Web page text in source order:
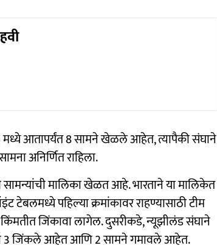
आतापर्यंत 8 सामने खेळले आहेत, त्यापैकी संघाने
अनिर्णित राहिला.
सामन्यांची मालिका खेळत आहे. भारताने या मालिकेत
पहिल्या क्रमांकावर राहण्यासाठी टीम
किंमतीत जिंकावा लागेल. दुसरीकडे, न्यूझीलंड संघाने
3 जिंकले आहेत आणि 2 सामने गमावले आहेत.